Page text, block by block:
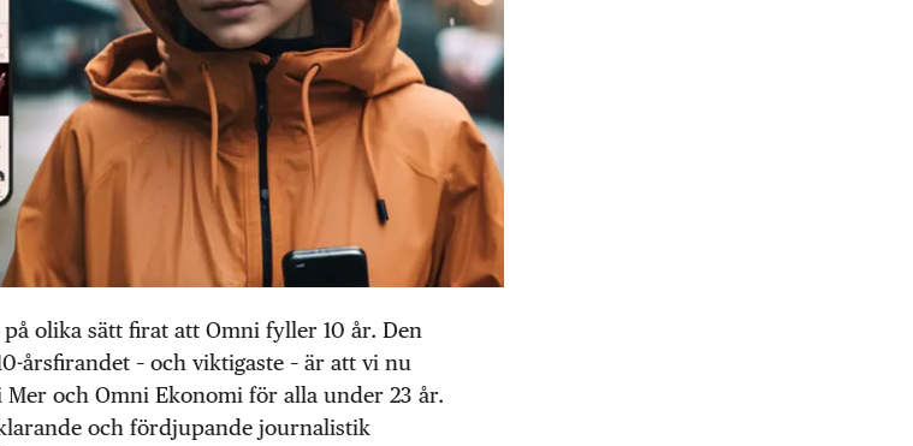
olika sätt firat att Omni fyller 10 år. Den
årsfirandet – och viktigaste – är att vi nu
och Omni Ekonomi för alla under 23 år.
och fördjupande journalistik